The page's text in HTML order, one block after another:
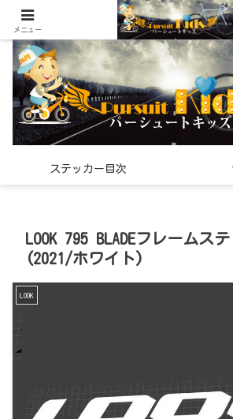
世界中で見つけた「希少なスポーツ雑貨
ステッカー目次
LOOK 795 BLADEフレームス
(2021/ホワイト)
LOOK
メニュー